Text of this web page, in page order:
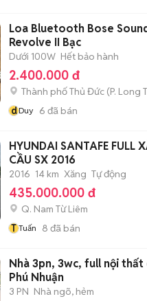
Loa Bluetooth Bose
Revolve II Bạc
Dưới 100W Hết bảo hành
2.400.000 đ
Thành phố Thủ Đức (P. Long
dDuy 6 đã bán
HYUNDAI SANTAFE FULL
CẦU SX 2016
2016 14 km Xăng Tự động
435.000.000 đ
Q. Nam Từ Liêm
T Tuấn 8 đã bán
Nhà 3pn, 3wc, full nội thất
Phú Nhuận
3 PN Nhà ngõ, hẻm